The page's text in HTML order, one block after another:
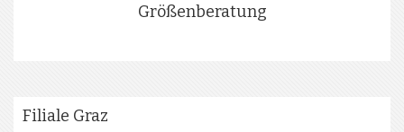
Größenberatung
Filiale Graz